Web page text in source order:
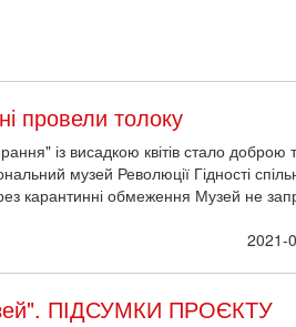
провели толоку
із висадкою квітів стало доброю
музей Революції Гідності
карантинні обмеження Музей не
2021-
ПІДСУМКИ ПРОЄКТУ